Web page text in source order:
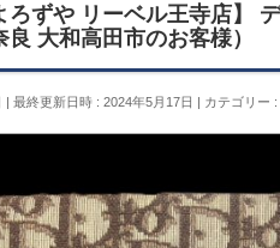
ろずや リーベル王寺店】
大和高田市のお客様）
最終更新日時 : 2024年5月17日 カテゴリー :